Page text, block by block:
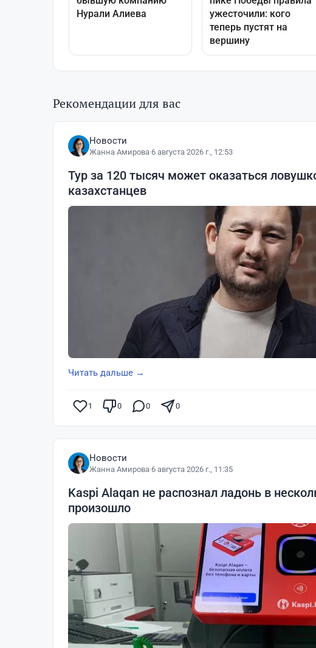
Рекомендации для вас
Новости
Жанна Амирова·6 августа 2026 г., 12:53
Тур за 120 тысяч может оказаться
казахстанцев
Читать дальше →
1 0 0 0
Новости
Жанна Амирова·6 августа 2026 г., 11:35
Kaspi Alaqan не распознал ладонь в
произошло